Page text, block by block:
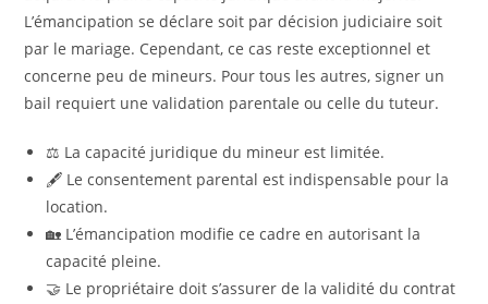
L’émancipation se déclare soit par décision judiciaire soit
par le mariage. Cependant, ce cas reste exceptionnel et
concerne peu de mineurs. Pour tous les autres, signer un
bail requiert une validation parentale ou celle du tuteur.
⚖️ La capacité juridique du mineur est limitée.
🖋️ Le consentement parental est indispensable pour la
location.
🏡 L’émancipation modifie ce cadre en autorisant la
capacité pleine.
🤝 Le propriétaire doit s’assurer de la validité du contrat